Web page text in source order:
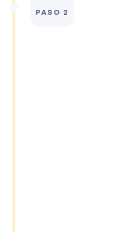
PASO 2